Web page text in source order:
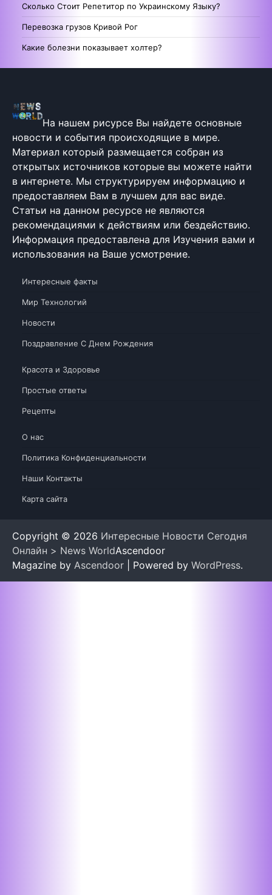
Сколько Стоит Репетитор по Украинскому Языку?
Перевозка грузов Кривой Рог
Какие болезни показывает холтер?
На нашем рисурсе Вы найдете основные
новости и события происходящие в мире.
Материал который размещается собран из
открытых источников которые вы можете найти
в интернете. Мы структурируем информацию и
предоставляем Вам в лучшем для вас виде.
Статьи на данном ресурсе не являются
рекомендациями к действиям или бездействию.
Информация предоставлена для Изучения вами и
использования на Ваше усмотрение.
Интересные факты
Мир Технологий
Новости
Поздравление С Днем Рождения
Красота и Здоровье
Простые ответы
Рецепты
О нас
Политика Конфиденциальности
Наши Контакты
Карта сайта
Copyright © 2026 Интересные Новости Сегодня
Онлайн > News WorldAscendoor
Magazine by Ascendoor | Powered by WordPress.